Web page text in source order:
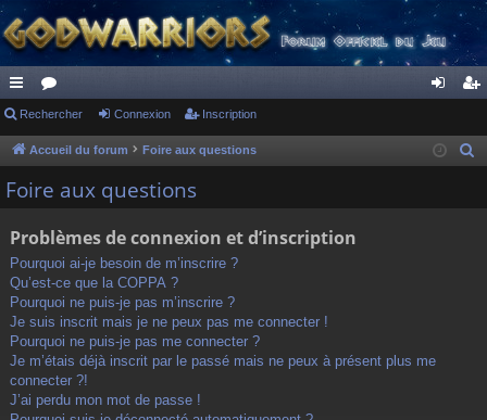
ac
co
ur
s
or
u ne cri
Rechercher Connexion Inscription
Accueil du forum Foire aux questions
Foire aux questions
Problèmes de connexion et d’inscription
Pourquoi ai-je besoin de m’inscrire ?
Qu’est-ce que la COPPA ?
Pourquoi ne puis-je pas m’inscrire ?
Je suis inscrit mais je ne peux pas me connecter !
Pourquoi ne puis-je pas me connecter ?
Je m’étais déjà inscrit par le passé mais ne peux à présent plus me
connecter ?!
J’ai perdu mon mot de passe !